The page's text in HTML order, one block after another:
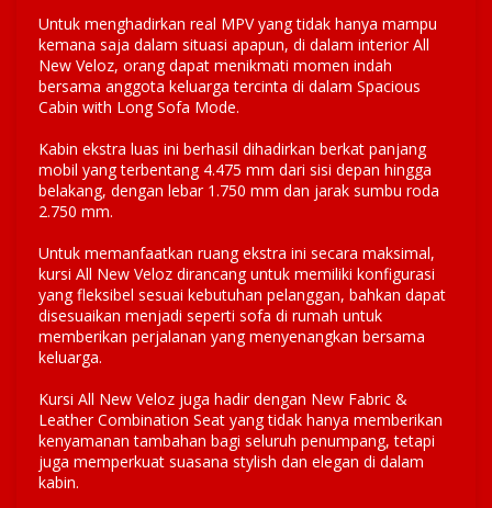
Untuk menghadirkan real MPV yang tidak hanya mampu
kemana saja dalam situasi apapun, di dalam interior All
New Veloz, orang dapat menikmati momen indah
bersama anggota keluarga tercinta di dalam Spacious
Cabin with Long Sofa Mode.
Kabin ekstra luas ini berhasil dihadirkan berkat panjang
mobil yang terbentang 4.475 mm dari sisi depan hingga
belakang, dengan lebar 1.750 mm dan jarak sumbu roda
2.750 mm.
Untuk memanfaatkan ruang ekstra ini secara maksimal,
kursi All New Veloz dirancang untuk memiliki konfigurasi
yang fleksibel sesuai kebutuhan pelanggan, bahkan dapat
disesuaikan menjadi seperti sofa di rumah untuk
memberikan perjalanan yang menyenangkan bersama
keluarga.
Kursi All New Veloz juga hadir dengan New Fabric &
Leather Combination Seat yang tidak hanya memberikan
kenyamanan tambahan bagi seluruh penumpang, tetapi
juga memperkuat suasana stylish dan elegan di dalam
kabin.